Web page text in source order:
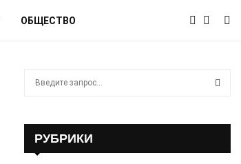
ОБЩЕСТВО
РУБРИКИ